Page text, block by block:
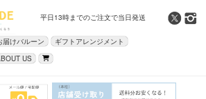
平日13時までのご注文で当日発送
届けバルーン
ギフトアレンジメント
US